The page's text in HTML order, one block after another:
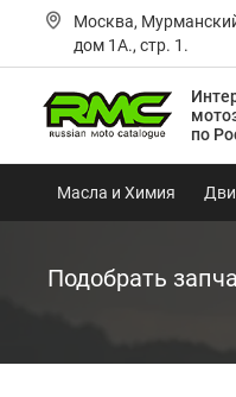
Москва,
дом 1А., стр. 1.
по
Масла и Химия
Подобрать